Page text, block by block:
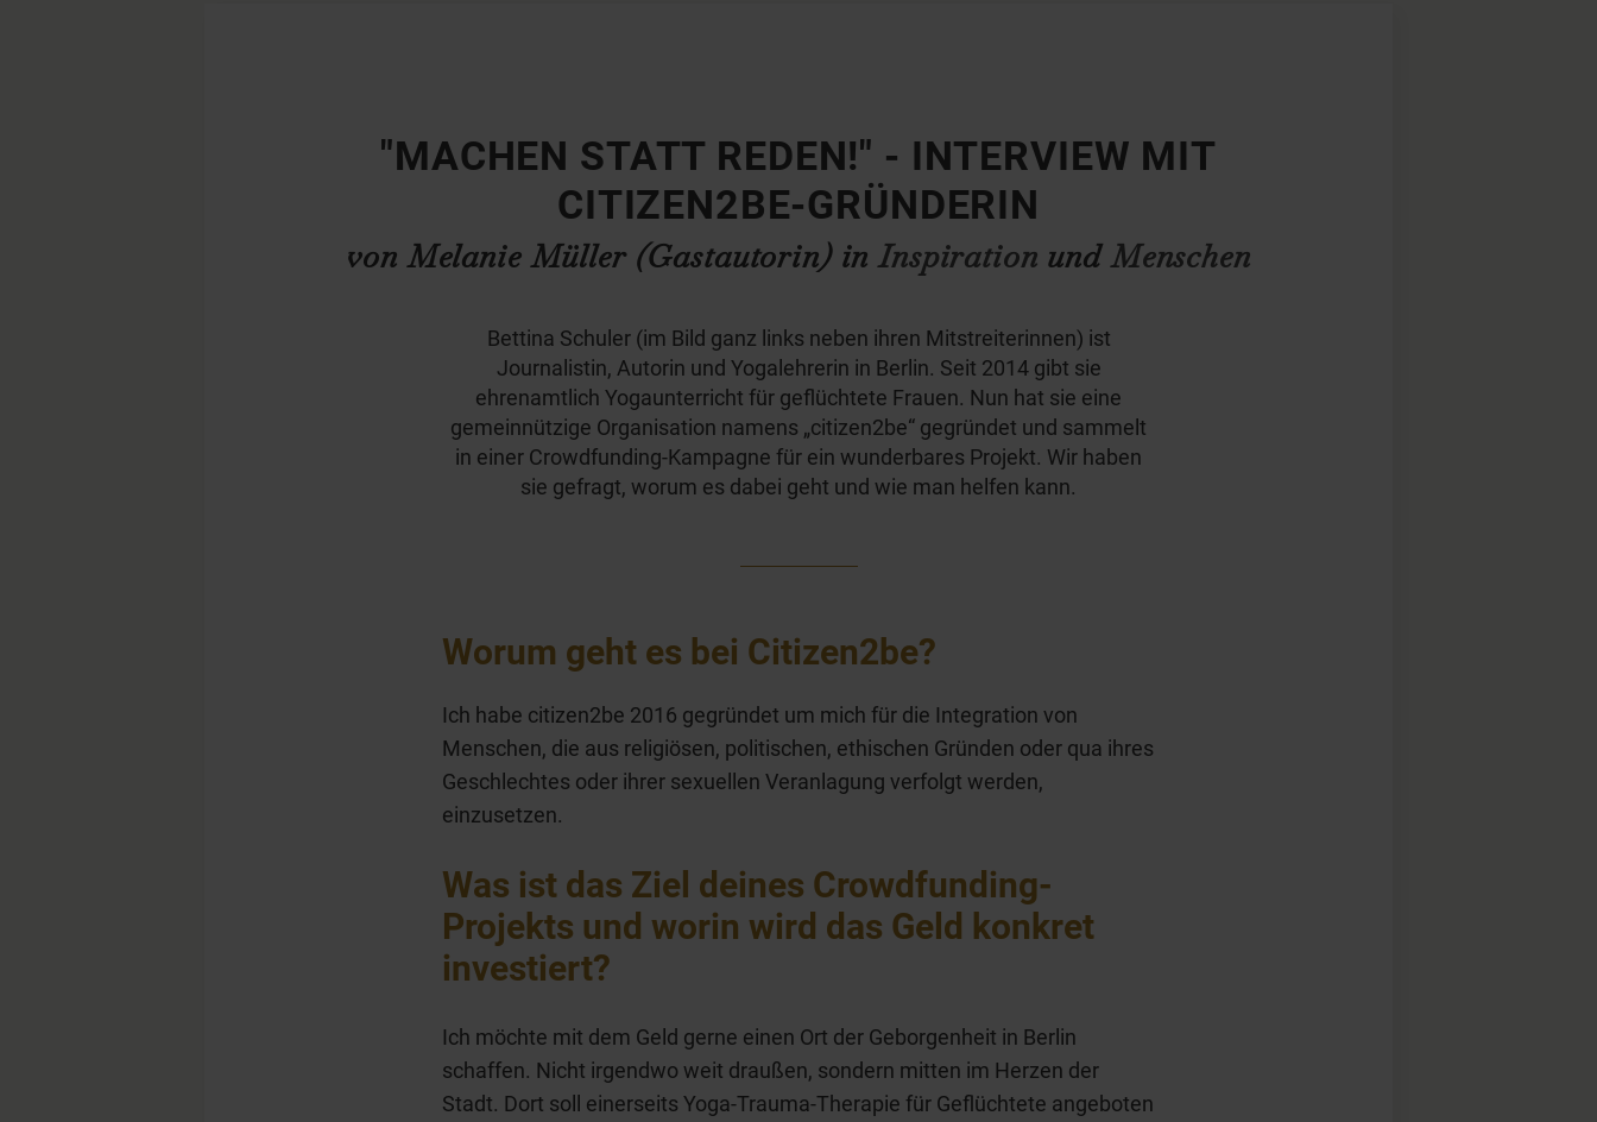
"MACHEN STATT REDEN!" - INTERVIEW MIT
CITIZEN2BE-GRÜNDERIN
von Melanie Müller (Gastautorin) inInspiration undMenschen
Bettina Schuler (im Bild ganz links neben ihren Mitstreiterinnen) ist
Journalistin, Autorin und Yogalehrerin in Berlin. Seit 2014 gibt sie
ehrenamtlich Yogaunterricht für geflüchtete Frauen. Nun hat sie eine
gemeinnützige Organisation namens „citizen2be“ gegründet und sammelt
in einer Crowdfunding-Kampagne für ein wunderbares Projekt. Wir haben
sie gefragt, worum es dabei geht und wie man helfen kann.
Worum geht es bei Citizen2be?
Ich habe citizen2be 2016 gegründet um mich für die Integration von
Menschen, die aus religiösen, politischen, ethischen Gründen oder qua ihres
Geschlechtes oder ihrer sexuellen Veranlagung verfolgt werden,
einzusetzen.
Was ist das Ziel deines Crowdfunding-
Projekts und worin wird das Geld konkret
investiert?
Ich möchte mit dem Geld gerne einen Ort der Geborgenheit in Berlin
schaffen. Nicht irgendwo weit draußen, sondern mitten im Herzen der
Stadt. Dort soll einerseits Yoga-Trauma-Therapie für Geflüchtete angeboten